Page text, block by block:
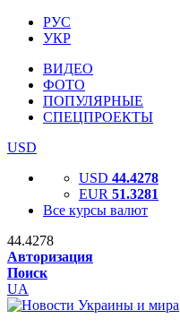
РУС
УКР
ВИДЕО
ФОТО
ПОПУЛЯРНЫЕ
СПЕЦПРОЕКТЫ
USD
USD 44.4278
EUR 51.3281
Все курсы валют
44.4278
Авторизация
Поиск
UA